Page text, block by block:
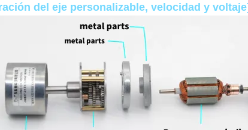
del eje personalizable, velocidad y